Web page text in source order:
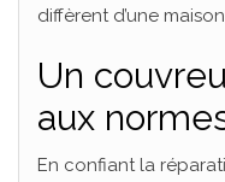
diffèrent d’une
Un
aux
En confiant la